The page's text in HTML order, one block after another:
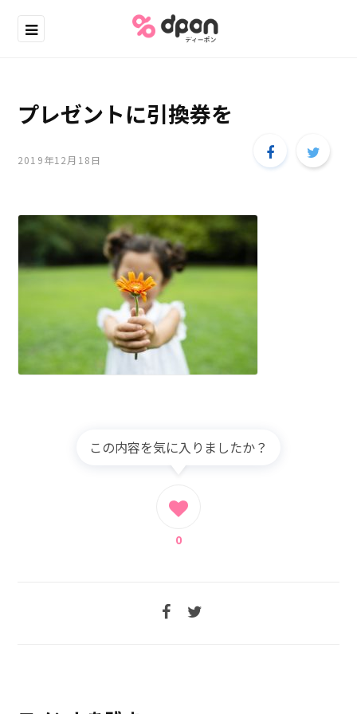
プレゼントに引換券を
2019年12月18日
この内容を気に入りましたか？
0